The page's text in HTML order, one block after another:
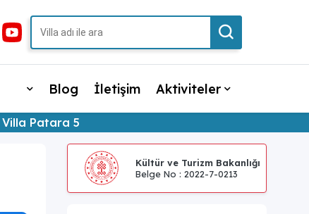
Blog İletişim Aktiviteler
Villa Patara 5
Kültür ve Turizm Bakanlığı
Belge No : 2022-7-0213